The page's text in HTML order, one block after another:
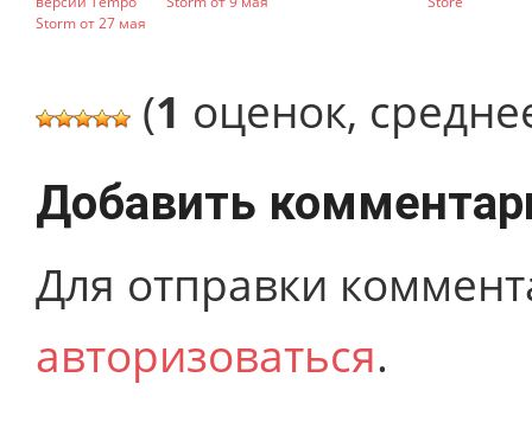
Storm от 27 мая
(1 оценок,
Добавить
Для отправки
авторизоваться.